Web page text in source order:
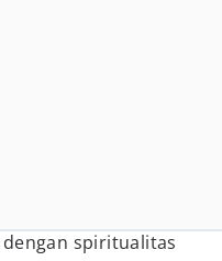
spiritualitas